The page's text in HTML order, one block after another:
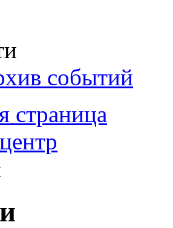
событий
страница